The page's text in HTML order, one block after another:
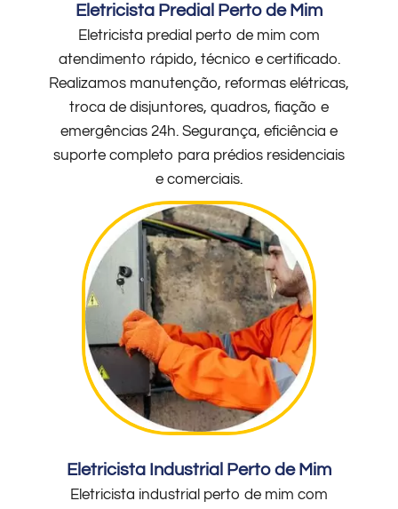
Eletricista Predial Perto de Mim
Eletricista predial perto de mim com
atendimento rápido, técnico e certificado.
Realizamos manutenção, reformas elétricas,
troca de disjuntores, quadros, fiação e
emergências 24h. Segurança, eficiência e
suporte completo para prédios residenciais
e comerciais.
Eletricista Industrial Perto de Mim
Eletricista industrial perto de mim com